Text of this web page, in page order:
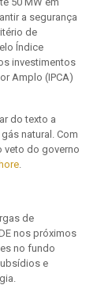
a segurança
de
Índice
investimentos
Amplo (IPCA)
do texto a
natural. Com
veto do governo
.
de
nos próximos
no fundo
e